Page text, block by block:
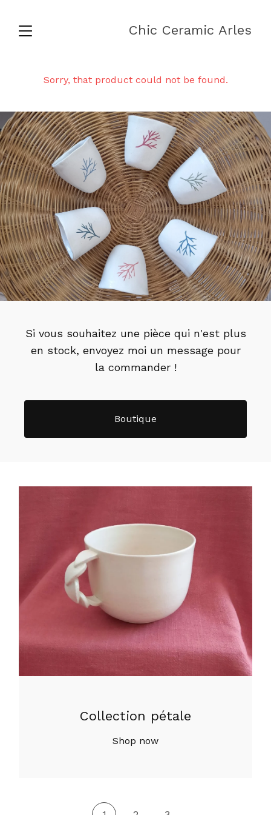
Chic Ceramic Arles
Sorry, that product could not be found.
Si vous souhaitez une pièce qui n'est plus
en stock, envoyez moi un message pour
la commander !
Boutique
Collection pétale
Shop now